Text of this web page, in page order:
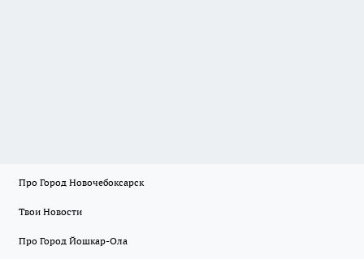
Про Город Новочебоксарск
Твои Новости
Про Город Йошкар-Ола